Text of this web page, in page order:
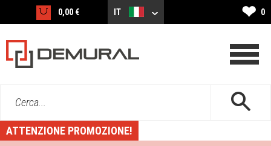
0,00 € IT ❤ 0
Cerca...
ATTENZIONE PROMOZIONE!